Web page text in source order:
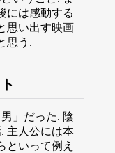
には感動する
思い出す映画
思う.
」だった. 陰
主人公には本
といって例え